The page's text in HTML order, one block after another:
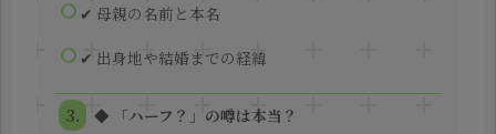
✔ 母親の名前と本名
✔ 出身地や結婚までの経緯
◆ 「ハーフ？」の噂は本当？